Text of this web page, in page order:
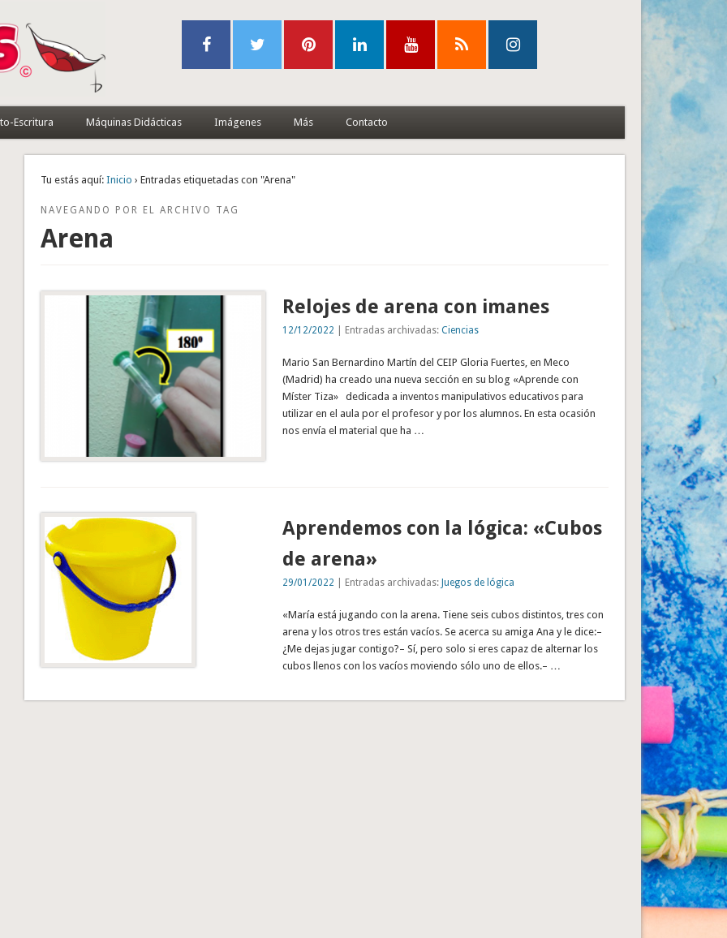
Escritura Máquinas Didácticas Imágenes Más Contacto
Tu estás aquí: Inicio › Entradas etiquetadas con "Arena"
NAVEGANDO POR EL ARCHIVO TAG
Arena
Relojes de arena con imanes
12/12/2022 | Entradas archivadas: Ciencias
Mario San Bernardino Martín del CEIP Gloria Fuertes, en Meco
(Madrid) ha creado una nueva sección en su blog «Aprende con
Míster Tiza» dedicada a inventos manipulativos educativos para
utilizar en el aula por el profesor y por los alumnos. En esta ocasión
nos envía el material que ha …
Aprendemos con la lógica: «Cubos
de arena»
29/01/2022 | Entradas archivadas: Juegos de lógica
«María está jugando con la arena. Tiene seis cubos distintos, tres con
arena y los otros tres están vacíos. Se acerca su amiga Ana y le dice:–
¿Me dejas jugar contigo?– Sí, pero solo si eres capaz de alternar los
cubos llenos con los vacíos moviendo sólo uno de ellos.– …